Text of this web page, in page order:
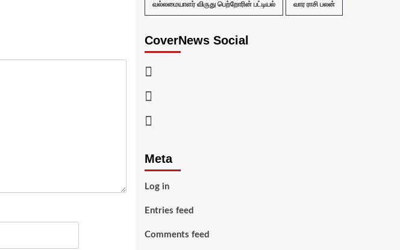
வல்லமையாளர் விருது பெற்றோரின் பட்டியல் வார ராசி பலன்
CoverNews Social
Meta
Log in
Entries feed
Comments feed